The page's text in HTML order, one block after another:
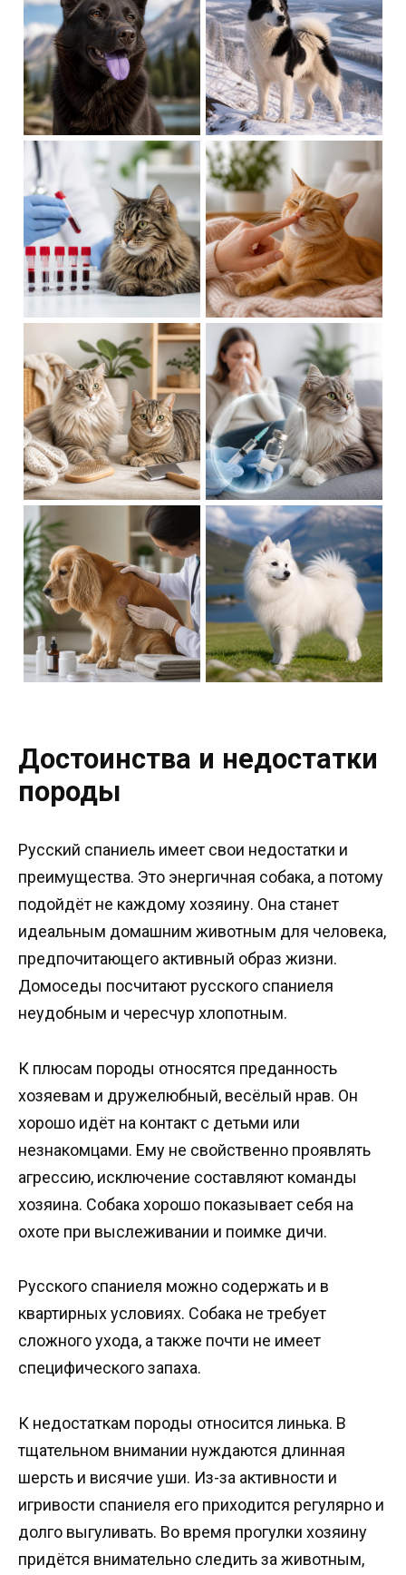
Достоинства и недостатки
породы
Русский спаниель имеет свои недостатки и
преимущества. Это энергичная собака, а потому
подойдёт не каждому хозяину. Она станет
идеальным домашним животным для человека,
предпочитающего активный образ жизни.
Домоседы посчитают русского спаниеля
неудобным и чересчур хлопотным.
К плюсам породы относятся преданность
хозяевам и дружелюбный, весёлый нрав. Он
хорошо идёт на контакт с детьми или
незнакомцами. Ему не свойственно проявлять
агрессию, исключение составляют команды
хозяина. Собака хорошо показывает себя на
охоте при выслеживании и поимке дичи.
Русского спаниеля можно содержать и в
квартирных условиях. Собака не требует
сложного ухода, а также почти не имеет
специфического запаха.
К недостаткам породы относится линька. В
тщательном внимании нуждаются длинная
шерсть и висячие уши. Из-за активности и
игривости спаниеля его приходится регулярно и
долго выгуливать. Во время прогулки хозяину
придётся внимательно следить за животным,